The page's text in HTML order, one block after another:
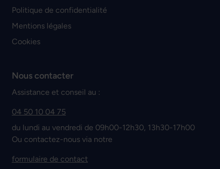
Politique de confidentialité
Mentions légales
Cookies
Nous contacter
Assistance et conseil au :
04 50 10 04 75
du lundi au vendredi de 09h00-12h30, 13h30-17h00
Ou contactez-nous via notre
formulaire de contact